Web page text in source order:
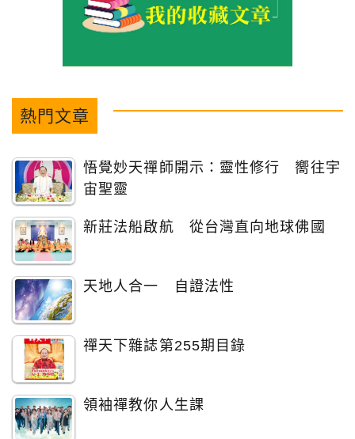
熱門文章
悟覺妙天禪師開示：靈性修行 嚮往宇
宙聖靈
新莊法船啟航 從台灣直向地球佛國
天地人合一 自證法性
禪天下雜誌第255期目錄
領袖禪教你人生課